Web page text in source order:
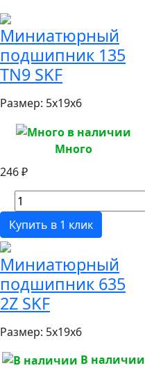
Миниатюрный
подшипник 135
TN9 SKF
Размер: 5x19x6
Много
246 ₽
Купить в 1 клик
Миниатюрный
подшипник 635
2Z SKF
Размер: 5x19x6
В наличии